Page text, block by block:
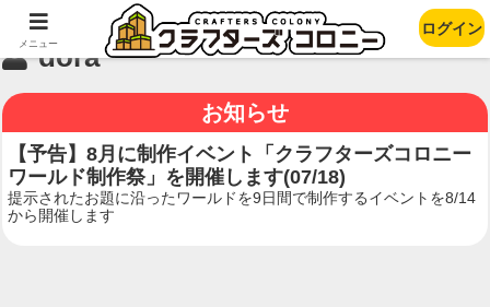
dora
お知らせ
【予告】8月に制作イベント「クラフターズコロニー
ワールド制作祭」を開催します(07/18)
提示されたお題に沿ったワールドを9日間で制作するイベントを8/14
から開催します
メニュー
ログイン